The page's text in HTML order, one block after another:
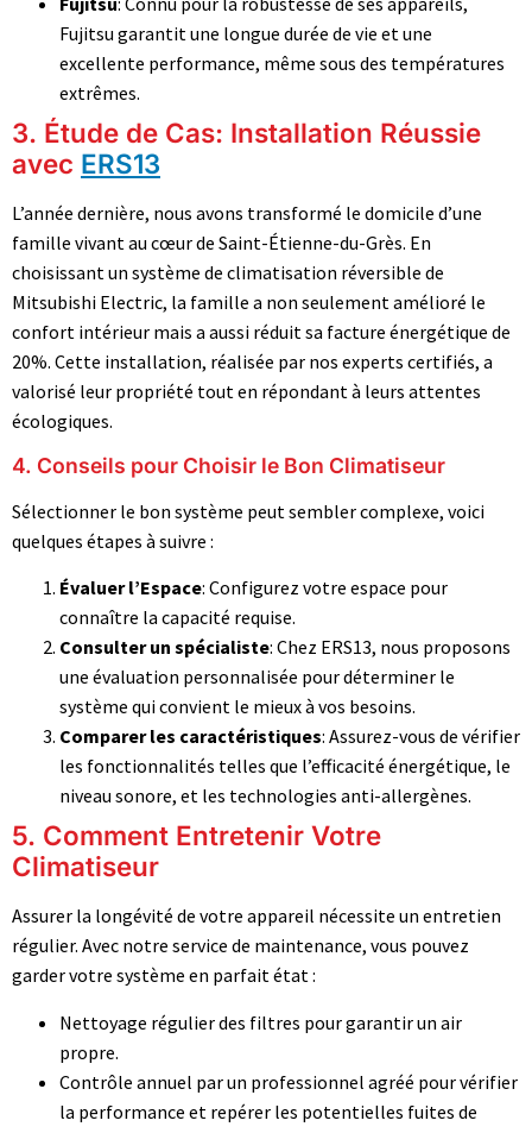
Fujitsu garantit une longue durée de vie et une
excellente performance, même sous des températures
extrêmes.
3. Étude de Cas: Installation Réussie
avec ERS13
L’année dernière, nous avons transformé le domicile d’une
famille vivant au cœur de Saint-Étienne-du-Grès. En
choisissant un système de climatisation réversible de
Mitsubishi Electric, la famille a non seulement amélioré le
confort intérieur mais a aussi réduit sa facture énergétique de
20%. Cette installation, réalisée par nos experts certifiés, a
valorisé leur propriété tout en répondant à leurs attentes
écologiques.
4. Conseils pour Choisir le Bon Climatiseur
Sélectionner le bon système peut sembler complexe, voici
quelques étapes à suivre :
Évaluer l’Espace: Configurez votre espace pour
connaître la capacité requise.
Consulter un spécialiste: Chez ERS13, nous proposons
une évaluation personnalisée pour déterminer le
système qui convient le mieux à vos besoins.
Comparer les caractéristiques: Assurez-vous de vérifier
les fonctionnalités telles que l’efficacité énergétique, le
niveau sonore, et les technologies anti-allergènes.
5. Comment Entretenir Votre
Climatiseur
Assurer la longévité de votre appareil nécessite un entretien
régulier. Avec notre service de maintenance, vous pouvez
garder votre système en parfait état :
Nettoyage régulier des filtres pour garantir un air
propre.
Contrôle annuel par un professionnel agréé pour vérifier
la performance et repérer les potentielles fuites de